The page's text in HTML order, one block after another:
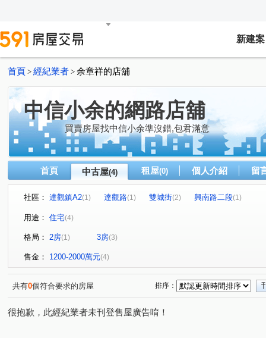
新建案
首頁 > 經紀業者 > 余章祥的店舖
中信小余的網路店舖
買賣房屋找中信小余準沒錯,包君滿意
首頁 中古屋(4) 租屋(0) 個人介紹 留
社區： 達觀鎮A2(1) 達觀路(1) 雙城街(2) 興南路二段(1)
用途： 住宅(4)
格局： 2房(1) 3房(3)
售金： 1200-2000萬元(4)
共有0個符合要求的房屋 排序：
很抱歉，此經紀業者未刊登售屋廣告唷！